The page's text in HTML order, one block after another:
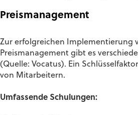
Preismanagement
Zur erfolgreichen Implementierung
Preismanagement gibt es
(Quelle: Vocatus). Ein
von Mitarbeitern.
Umfassende Schulungen: